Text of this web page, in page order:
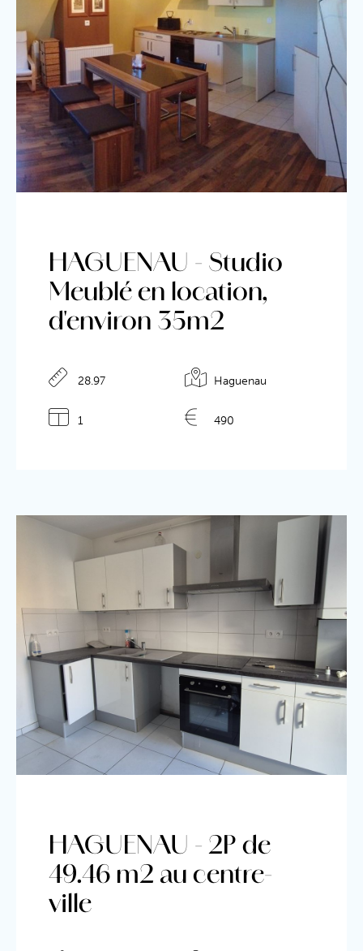
Détails de l'annonce
HAGUENAU - Studio
Meublé en location,
d'environ 35m2
28.97 Haguenau
1 490
HAGUENAU - 2P de
49.46 m2 au centre-
ville